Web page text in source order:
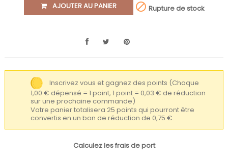
AJOUTER AU PANIER  Rupture de stock
Inscrivez vous et gagnez des points (Chaque
1,00 € dépensé = 1 point, 1 point = 0,03 € de réduction
sur une prochaine commande)
Votre panier totalisera 25 points qui pourront être
convertis en un bon de réduction de 0,75 €.
Calculez les frais de port